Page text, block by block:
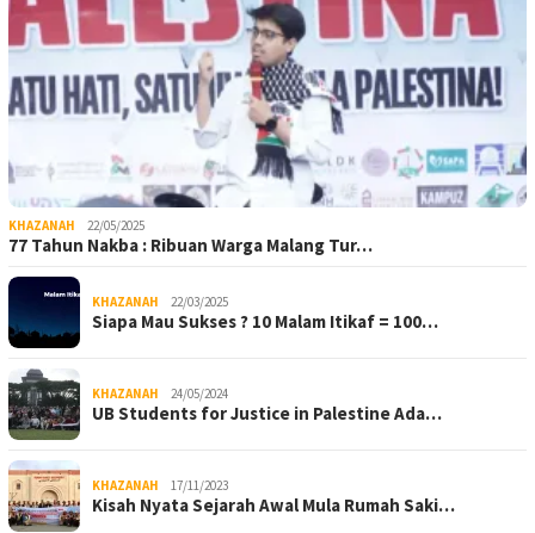
KHAZANAH 22/05/2025
77 Tahun Nakba : Ribuan Warga Malang Tur…
KHAZANAH 22/03/2025
Siapa Mau Sukses ? 10 Malam Itikaf = 100…
KHAZANAH 24/05/2024
UB Students for Justice in Palestine Ada…
KHAZANAH 17/11/2023
Kisah Nyata Sejarah Awal Mula Rumah Saki…